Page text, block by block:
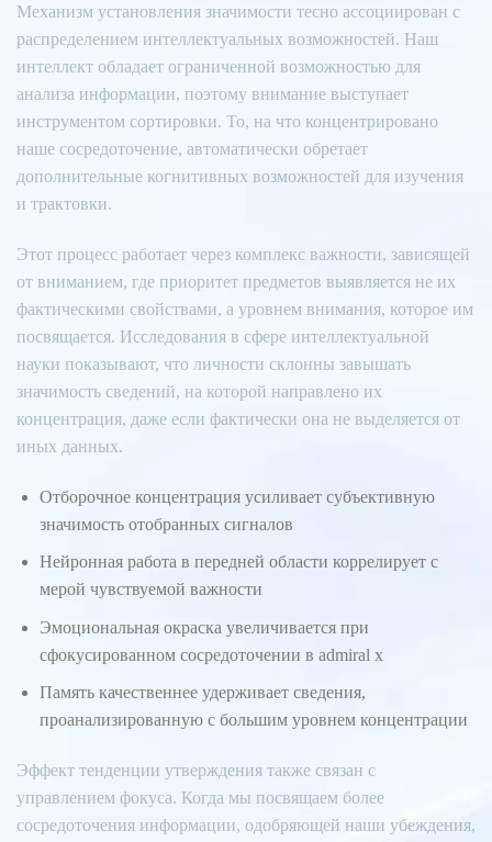
Механизм установления значимости тесно ассоциирован с
распределением интеллектуальных возможностей. Наш
интеллект обладает ограниченной возможностью для
анализа информации, поэтому внимание выступает
инструментом сортировки. То, на что концентрировано
наше сосредоточение, автоматически обретает
дополнительные когнитивных возможностей для изучения
и трактовки.
Этот процесс работает через комплекс важности, зависящей
от вниманием, где приоритет предметов выявляется не их
фактическими свойствами, а уровнем внимания, которое им
посвящается. Исследования в сфере интеллектуальной
науки показывают, что личности склонны завышать
значимость сведений, на которой направлено их
концентрация, даже если фактически она не выделяется от
иных данных.
Отборочное концентрация усиливает субъективную
значимость отобранных сигналов
Нейронная работа в передней области коррелирует с
мерой чувствуемой важности
Эмоциональная окраска увеличивается при
сфокусированном сосредоточении в admiral x
Память качественнее удерживает сведения,
проанализированную с большим уровнем концентрации
Эффект тенденции утверждения также связан с
управлением фокуса. Когда мы посвящаем более
сосредоточения информации, одобряющей наши убеждения,